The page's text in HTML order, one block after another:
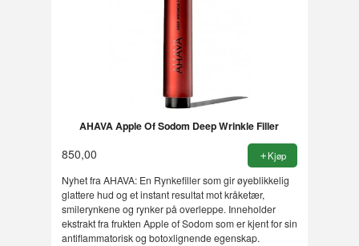
AHAVA Apple Of Sodom Deep Wrinkle Filler
850,00 Kjøp
Nyhet fra AHAVA: En Rynkefiller som gir øyeblikkelig
glattere hud og et instant resultat mot kråketær,
smilerynkene og rynker på overleppe. Inneholder
ekstrakt fra frukten Apple of Sodom som er kjent for sin
antiflammatorisk og botoxlignende egenskap.